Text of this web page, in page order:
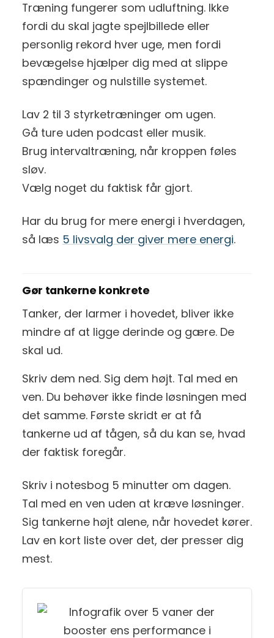
Træning fungerer som udluftning. Ikke
fordi du skal jagte spejlbillede eller
personlig rekord hver uge, men fordi
bevægelse hjælper dig med at slippe
spændinger og nulstille systemet.
Lav 2 til 3 styrketræninger om ugen.
Gå ture uden podcast eller musik.
Brug intervaltræning, når kroppen føles
sløv.
Vælg noget du faktisk får gjort.
Har du brug for mere energi i hverdagen,
så læs 5 livsvalg der giver mere energi.
Gør tankerne konkrete
Tanker, der larmer i hovedet, bliver ikke
mindre af at ligge derinde og gære. De
skal ud.
Skriv dem ned. Sig dem højt. Tal med en
ven. Du behøver ikke finde løsningen med
det samme. Første skridt er at få
tankerne ud af tågen, så du kan se, hvad
der faktisk foregår.
Skriv i notesbog 5 minutter om dagen.
Tal med en ven uden at kræve løsninger.
Sig tankerne højt alene, når hovedet kører.
Lav en kort liste over det, der presser dig
mest.